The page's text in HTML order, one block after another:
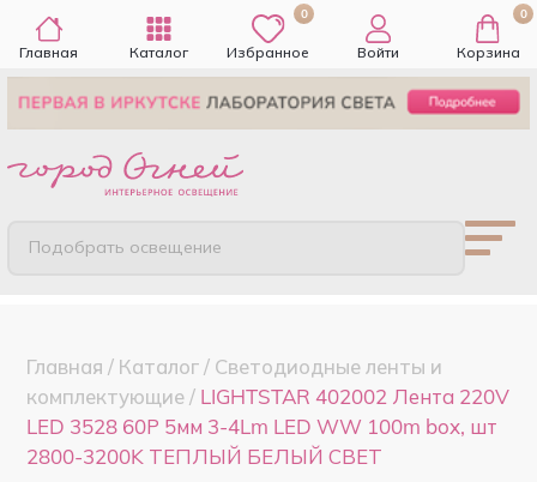
Главная Каталог
0
Избранное Войти
0
Корзина
Подобрать освещение
Главная / Каталог/ Светодиодные ленты и
комплектующие/ LIGHTSTAR 402002 Лента 220V
LED 3528 60Р 5мм 3-4Lm LED WW 100m box, шт
2800-3200K ТЕПЛЫЙ БЕЛЫЙ СВЕТ